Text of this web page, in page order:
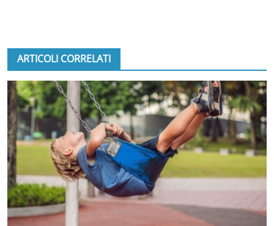
ARTICOLI CORRELATI